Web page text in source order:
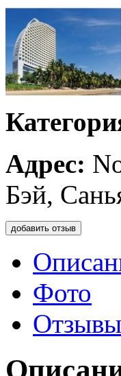
Адрес:
Бэй,
добавить отзыв
Фото